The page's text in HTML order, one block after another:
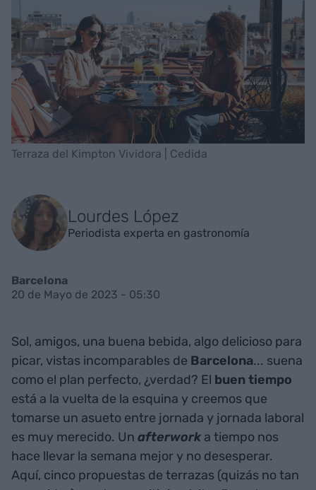
Terraza del Kimpton Vividora | Cedida
Lourdes López
Periodista experta en gastronomía
Barcelona
20 de Mayo de 2023 - 05:30
Sol, amigos, una buena bebida, algo delicioso para
picar, vistas incomparables de Barcelona... suena
como el plan perfecto, ¿verdad? El buen tiempo
está a la vuelta de la esquina y creemos que
tomarse un asueto entre jornada y jornada laboral
es muy merecido. Un afterwork a tiempo nos
hace llevar la semana mejor y no desesperar.
Aquí, cinco propuestas de terrazas (quizás no tan